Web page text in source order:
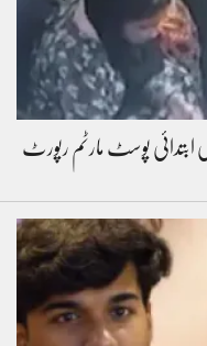
ابتدائی پوسٹ مارٹم رپورٹ